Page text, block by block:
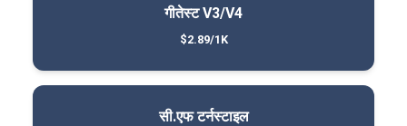
गीतेस्ट V3/V4
$2.89/1K
सी.एफ टर्नस्टाइल